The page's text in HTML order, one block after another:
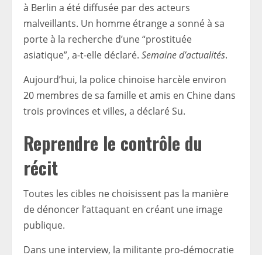
à Berlin a été diffusée par des acteurs
malveillants. Un homme étrange a sonné à sa
porte à la recherche d’une “prostituée
asiatique”, a-t-elle déclaré. Semaine d’actualités.
Aujourd’hui, la police chinoise harcèle environ
20 membres de sa famille et amis en Chine dans
trois provinces et villes, a déclaré Su.
Reprendre le contrôle du
récit
Toutes les cibles ne choisissent pas la manière
de dénoncer l’attaquant en créant une image
publique.
Dans une interview, la militante pro-démocratie